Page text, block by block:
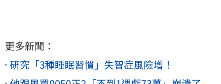
更多新聞：
研究「3種睡眠習慣」失智症風險增！